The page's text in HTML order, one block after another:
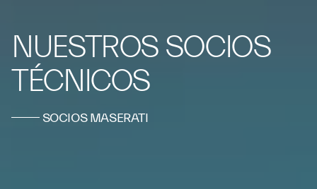
NUESTROS SOCIOS
TÉCNICOS
SOCIOS MASERATI